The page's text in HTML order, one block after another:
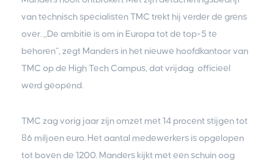
van technisch specialisten TMC trekt hij verder de grens
over. ,,De ambitie is om in Europa tot de top-5 te
behoren”, zegt Manders in het nieuwe hoofdkantoor van
TMC op de High Tech Campus, dat vrijdag officieel
werd geopend.
TMC zag vorig jaar zijn omzet met 14 procent stijgen tot
86 miljoen euro. Het aantal medewerkers is opgelopen
tot boven de 1200. Manders kijkt met een schuin oog